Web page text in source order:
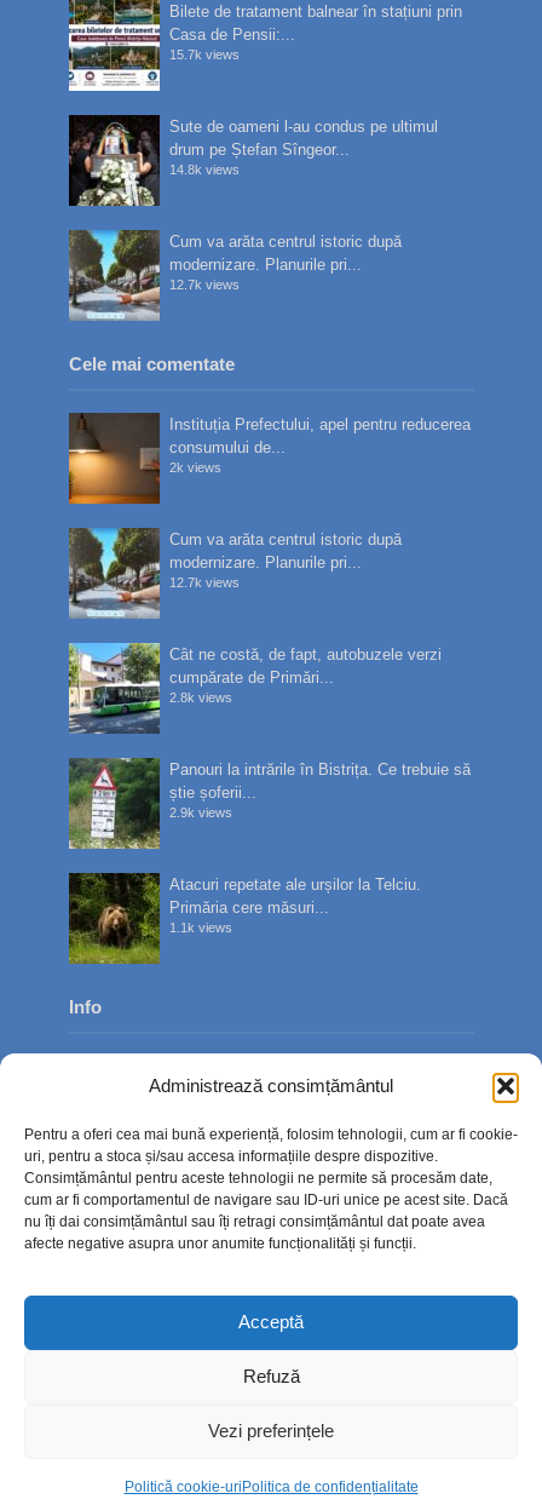
Administrează consimțământul
Pentru a oferi cea mai bună experiență, folosim tehnologii, cum ar fi cookie-
uri, pentru a stoca și/sau accesa informațiile despre dispozitive.
Consimțământul pentru aceste tehnologii ne permite să procesăm date,
cum ar fi comportamentul de navigare sau ID-uri unice pe acest site. Dacă
nu îți dai consimțământul sau îți retragi consimțământul dat poate avea
afecte negative asupra unor anumite funcționalități și funcții.
Acceptă
Refuză
Vezi preferințele
Politică cookie-uriPolitica de confidențialitate
Bilete de tratament balnear în stațiuni prin
Casa de Pensii:...
15.7k views
Sute de oameni l-au condus pe ultimul
drum pe Ștefan Sîngeor...
14.8k views
Cum va arăta centrul istoric după
modernizare. Planurile pri...
12.7k views
Cele mai comentate
Instituția Prefectului, apel pentru reducerea
consumului de...
2k views
Cum va arăta centrul istoric după
modernizare. Planurile pri...
12.7k views
Cât ne costă, de fapt, autobuzele verzi
cumpărate de Primări...
2.8k views
Panouri la intrările în Bistrița. Ce trebuie să
știe șoferii...
2.9k views
Atacuri repetate ale urșilor la Telciu.
Primăria cere măsuri...
1.1k views
Info
Contact
Politica de confidențialitate
Politică cookie-uri (UE)
Copyright © 2026. TimpOnline.ro